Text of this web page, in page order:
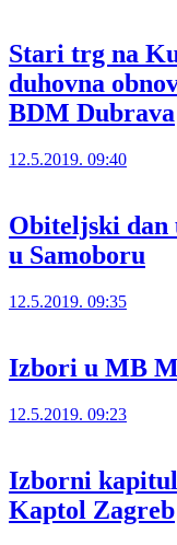
Stari trg na
duhovna
BDM Dubrava
12.5.2019. 09:40
Obiteljski dan
u Samoboru
12.5.2019. 09:35
Izbori u MB
12.5.2019. 09:23
Izborni
Kaptol Zagreb